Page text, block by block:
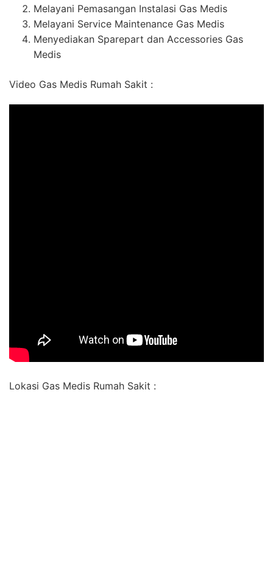
Melayani Pemasangan Instalasi Gas Medis
Melayani Service Maintenance Gas Medis
Menyediakan Sparepart dan Accessories Gas
Medis
Video Gas Medis Rumah Sakit :
Lokasi Gas Medis Rumah Sakit :